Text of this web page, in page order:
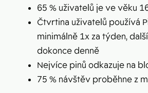
65 % uživatelů je ve věku
Čtvrtina uživatelů používá
minimálně 1x za týden,
dokonce denně
Nejvíce pinů odkazuje na
75 % návštěv proběhne z